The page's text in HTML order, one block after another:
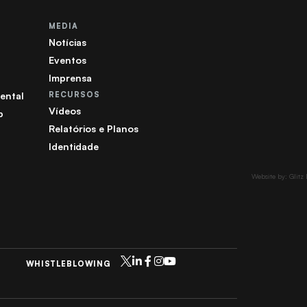
Website by: Glitz
MEDIA
Notícias
Eventos
Imprensa
RECURSOS
Vídeos
Relatórios e Planos
Identidade
WHISTLEBLOWING